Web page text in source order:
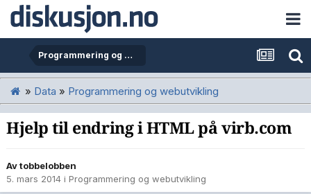
Programmering og webutvikling
» Data » Programmering og webutvikling
Hjelp til endring i HTML på virb.com
Avtobbelobben
5. mars 2014 i Programmering og webutvikling